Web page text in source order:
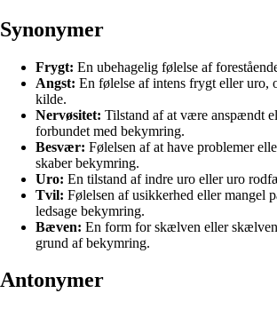
Synonymer
Frygt: En ubehagelig følelse af
Angst: En følelse af intens frygt eller uro,
kilde.
Nervøsitet: Tilstand af at være anspændt
forbundet med bekymring.
Besvær: Følelsen af at have problemer
skaber bekymring.
Uro: En tilstand af indre uro eller uro
Tvil: Følelsen af usikkerhed eller mangel
ledsage bekymring.
Bæven: En form for skælven eller
grund af bekymring.
Antonymer